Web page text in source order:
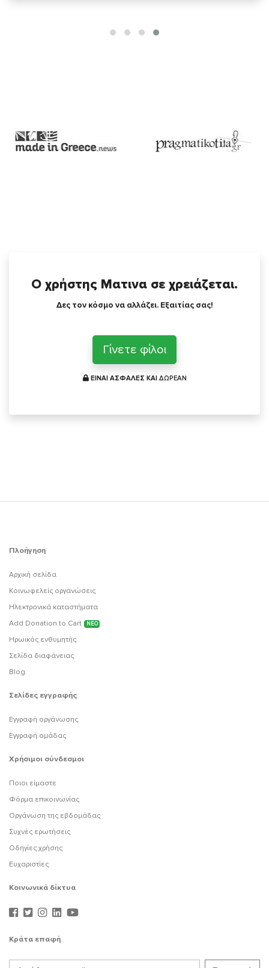
Ο χρήστης Ματινα σε χρειάζεται.
Δες τον κόσμο να αλλάζει. Εξαιτίας σας!
Γίνετε φίλοι
ΕΙΝΑΙ ΑΣΦΑΛΕΣ ΚΑΙ ΔΩΡΕΑΝ
Πλοήγηση
Αρχική σελίδα
Κοινωφελείς οργανώσεις
Ηλεκτρονικά καταστήματα
Add Donation to Cart
ΝΕΟ
Ηρωικός ενθυμητής
Σελίδα διαφάνειας
Blog
Σελίδες εγγραφής
Εγγραφή οργάνωσης
Εγγραφή ομάδας
Χρήσιμοι σύνδεσμοι
Ποιοι είμαστε
Φόρμα επικοινωνίας
Οργάνωση της εβδομάδας
Συχνές ερωτήσεις
Οδηγίες χρήσης
Ευχαριστίες
Κοινωνικά δίκτυα
Κράτα επαφή